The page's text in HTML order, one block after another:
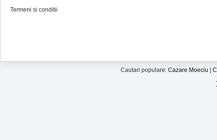
Termeni si conditii
Cautari populare: Cazare Moeciu